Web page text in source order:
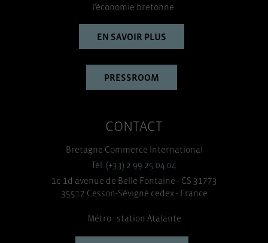
l’économie bretonne.
EN SAVOIR PLUS
PRESSROOM
CONTACT
Bretagne Commerce International
Tél. (+33) 2 99 25 04 04
1c-1d avenue de Belle Fontaine - CS 31773
35517 Cesson-Sévigné cedex - France
Métro : station Atalante